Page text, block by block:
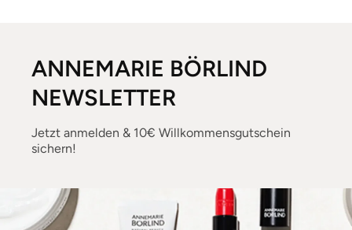
ANNEMARIE BÖRLIND
NEWSLETTER
Jetzt anmelden & 10€ Willkommensgutschein
sichern!